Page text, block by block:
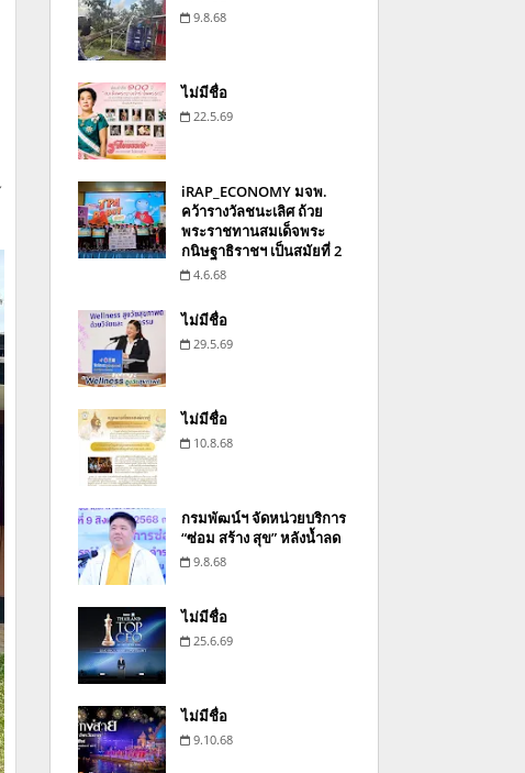
9.8.68
ไม่มีชื่อ
22.5.69
iRAP_ECONOMY มจพ.
คว้ารางวัลชนะเลิศ ถ้วย
พระราชทานสมเด็จพระ
กนิษฐาธิราชฯ เป็นสมัยที่ 2
4.6.68
ไม่มีชื่อ
29.5.69
ไม่มีชื่อ
10.8.68
กรมพัฒน์ฯ จัดหน่วยบริการ
“ซ่อม สร้าง สุข” หลังน้ำลด
9.8.68
ไม่มีชื่อ
25.6.69
ไม่มีชื่อ
9.10.68